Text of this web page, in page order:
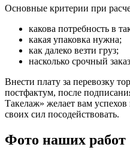
Основные критерии при
какова потребность в
какая упаковка нужна;
как далеко везти груз;
насколько срочный
Внести плату за перевозку
постфактум, после
Такелаж» желает вам
своих сил посодействовать.
Фото наших работ